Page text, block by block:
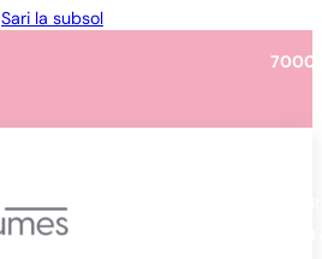
Sari la subsol
7000